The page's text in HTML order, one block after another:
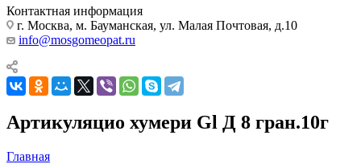
Контактная информация
г. Москва, м. Бауманская, ул. Малая Почтовая, д.10
info@mosgomeopat.ru
Артикуляцио хумери Gl Д 8 гран.10г
Главная